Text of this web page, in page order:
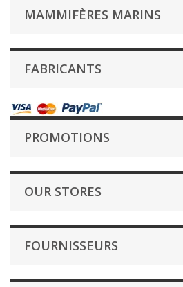
MAMMIFÈRES MARINS
FABRICANTS
PROMOTIONS
OUR STORES
FOURNISSEURS